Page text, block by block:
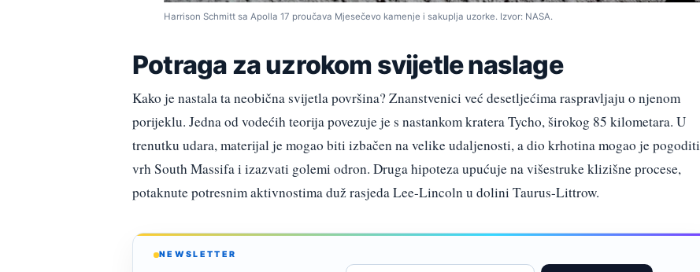
Harrison Schmitt sa Apolla 17 proučava Mjesečevo kamenje i sakuplja uzorke. Izvor: NASA.
Potraga za uzrokom svijetle naslage
Kako je nastala ta neobična svijetla površina? Znanstvenici već desetljećima raspravljaju o njenom
porijeklu. Jedna od vodećih teorija povezuje je s nastankom kratera Tycho, širokog 85 kilometara. U
trenutku udara, materijal je mogao biti izbačen na velike udaljenosti, a dio krhotina mogao je pogoditi
vrh South Massifa i izazvati golemi odron. Druga hipoteza upućuje na višestruke klizišne procese,
potaknute potresnim aktivnostima duž rasjeda Lee-Lincoln u dolini Taurus-Littrow.
NEWSLETTER